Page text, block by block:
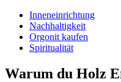
Inneneinrichtung
Nachhaltigkeit
Orgonit kaufen
Spiritualität
Warum du Holz